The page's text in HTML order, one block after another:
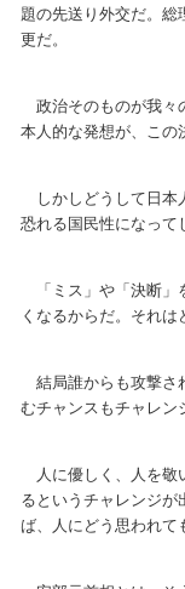
題の先送り外交だ。
更だ。
政治そのものが我々
本人的な発想が、こ
しかしどうして日本
恐れる国民性になって
「ミス」や「決断」
くなるからだ。それ
結局誰からも攻撃さ
むチャンスもチャレン
人に優しく、人を敬
るというチャレンジ
ば、人にどう思われ